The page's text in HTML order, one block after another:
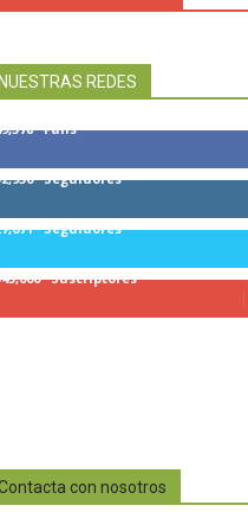
NUESTRAS REDES
Fans
Seguidores
Seguidores
Suscriptores
con nosotros